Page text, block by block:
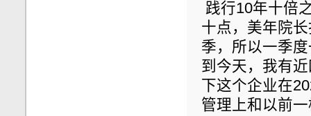
践行10年十倍
十点，美年院
季，所以一季
到今天，我有
下这个企业在
管理上和以前